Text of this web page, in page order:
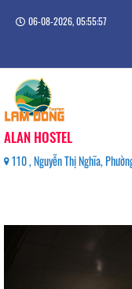
06-08-2026, 05:55:57
ALAN HOSTEL
110 , Nguyễn Thị Nghĩa,